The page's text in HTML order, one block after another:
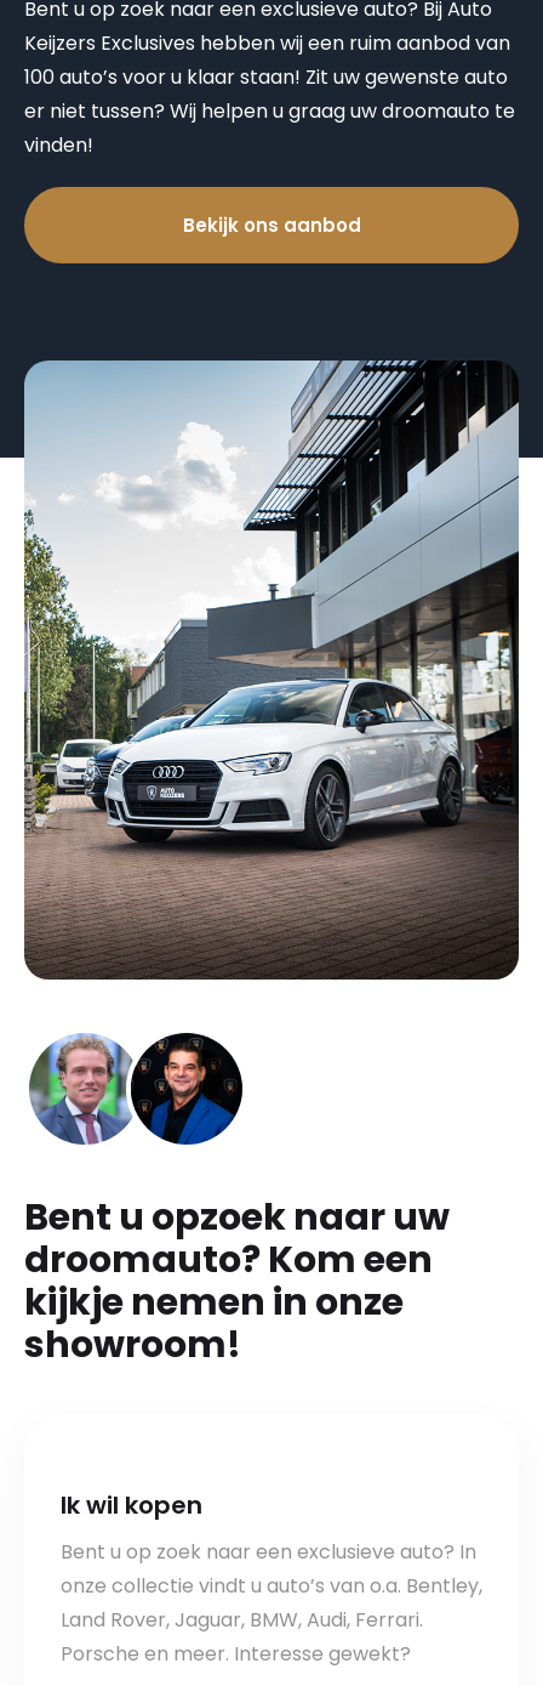
Bent u op zoek naar een exclusieve auto? Bij Auto
Keijzers Exclusives hebben wij een ruim aanbod van
100 auto’s voor u klaar staan! Zit uw gewenste auto
er niet tussen? Wij helpen u graag uw droomauto te
vinden!
Bekijk ons aanbod
Bent u opzoek naar uw
droomauto? Kom een
kijkje nemen in onze
showroom!
Ik wil kopen
Bent u op zoek naar een exclusieve auto? In
onze collectie vindt u auto’s van o.a. Bentley,
Land Rover, Jaguar, BMW, Audi, Ferrari.
Porsche en meer. Interesse gewekt?